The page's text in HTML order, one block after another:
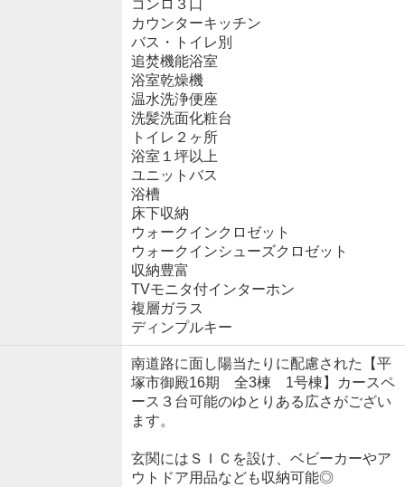
コンロ３口
カウンターキッチン
バス・トイレ別
追焚機能浴室
浴室乾燥機
温水洗浄便座
洗髪洗面化粧台
トイレ２ヶ所
浴室１坪以上
ユニットバス
浴槽
床下収納
ウォークインクロゼット
ウォークインシューズクロゼット
収納豊富
TVモニタ付インターホン
複層ガラス
ディンプルキー
南道路に面し陽当たりに配慮された【平
塚市御殿16期 全3棟 1号棟】カースペ
ース３台可能のゆとりある広さがござい
ます。
玄関にはＳＩＣを設け、ベビーカーやア
ウトドア用品なども収納可能◎